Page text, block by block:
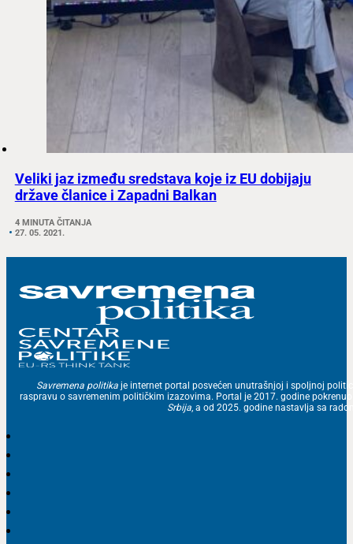
Veliki jaz između sredstava koje iz EU dobijaju
države članice i Zapadni Balkan
4 MINUTA ČITANJA
27. 05. 2021.
Savremena politika je internet portal posvećen unutrašnjoj i spoljnoj
raspravu o savremenim političkim izazovima. Portal je 2017. godine
Srbija, a od 2025. godine nastavlja sa